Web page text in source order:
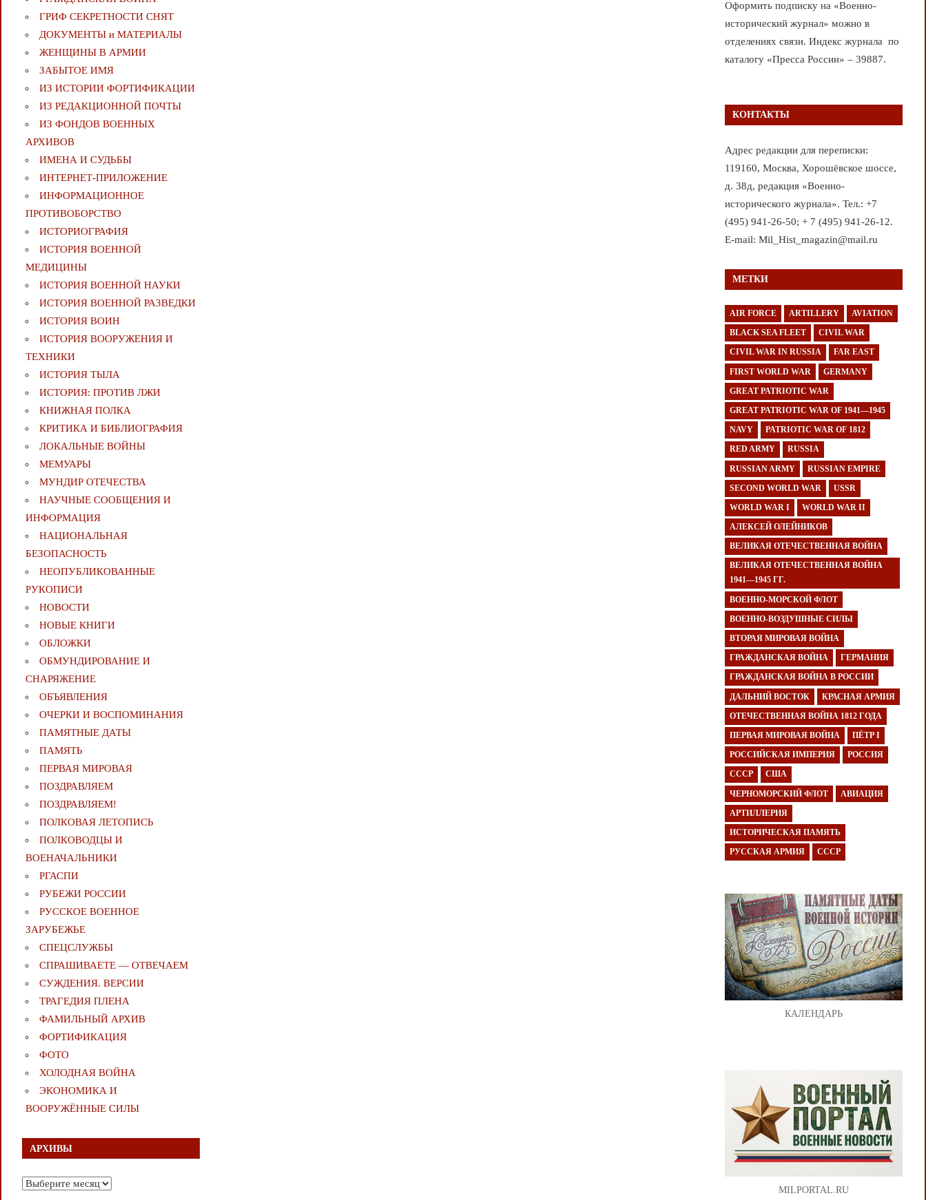
ГРИФ СЕКРЕТНОСТИ СНЯТ
ДОКУМЕНТЫ и МАТЕРИАЛЫ
ЖЕНЩИНЫ В АРМИИ
ЗАБЫТОЕ ИМЯ
ИЗ ИСТОРИИ ФОРТИФИКАЦИИ
ИЗ РЕДАКЦИОННОЙ ПОЧТЫ
ИЗ ФОНДОВ ВОЕННЫХ
АРХИВОВ
ИМЕНА И СУДЬБЫ
ИНТЕРНЕТ-ПРИЛОЖЕНИЕ
ИНФОРМАЦИОННОЕ
ПРОТИВОБОРСТВО
ИСТОРИОГРАФИЯ
ИСТОРИЯ ВОЕННОЙ
МЕДИЦИНЫ
ИСТОРИЯ ВОЕННОЙ НАУКИ
ИСТОРИЯ ВОЕННОЙ РАЗВЕДКИ
ИСТОРИЯ ВОИН
ИСТОРИЯ ВООРУЖЕНИЯ И
ТЕХНИКИ
ИСТОРИЯ ТЫЛА
ИСТОРИЯ: ПРОТИВ ЛЖИ
КНИЖНАЯ ПОЛКА
КРИТИКА И БИБЛИОГРАФИЯ
ЛОКАЛЬНЫЕ ВОЙНЫ
МЕМУАРЫ
МУНДИР ОТЕЧЕСТВА
НАУЧНЫЕ СООБЩЕНИЯ И
ИНФОРМАЦИЯ
НАЦИОНАЛЬНАЯ
БЕЗОПАСНОСТЬ
НЕОПУБЛИКОВАННЫЕ
РУКОПИСИ
НОВОСТИ
НОВЫЕ КНИГИ
ОБЛОЖКИ
ОБМУНДИРОВАНИЕ И
СНАРЯЖЕНИЕ
ОБЪЯВЛЕНИЯ
ОЧЕРКИ И ВОСПОМИНАНИЯ
ПАМЯТНЫЕ ДАТЫ
ПАМЯТЬ
ПЕРВАЯ МИРОВАЯ
ПОЗДРАВЛЯЕМ
ПОЗДРАВЛЯЕМ!
ПОЛКОВАЯ ЛЕТОПИСЬ
ПОЛКОВОДЦЫ И
ВОЕНАЧАЛЬНИКИ
РГАСПИ
РУБЕЖИ РОССИИ
РУССКОЕ ВОЕННОЕ
ЗАРУБЕЖЬЕ
СПЕЦСЛУЖБЫ
СПРАШИВАЕТЕ — ОТВЕЧАЕМ
СУЖДЕНИЯ. ВЕРСИИ
ТРАГЕДИЯ ПЛЕНА
ФАМИЛЬНЫЙ АРХИВ
ФОРТИФИКАЦИЯ
ФОТО
ХОЛОДНАЯ ВОЙНА
ЭКОНОМИКА И
ВООРУЖЁННЫЕ СИЛЫ
АРХИВЫ
Архивы
Оформить подписку на «Военно-
исторический журнал» можно в
отделениях связи. Индекс журнала по
каталогу «Пресса России» – 39887.
КОНТАКТЫ
Адрес редакции для переписки:
119160, Москва, Хорошёвское шоссе,
д. 38д, редакция «Военно-
исторического журнала». Тел.: +7
(495) 941-26-50; + 7 (495) 941-26-12.
E-mail: Mil_Hist_magazin@mail.ru
МЕТКИ
AIR FORCE ARTILLERY AVIATION
BLACK SEA FLEET CIVIL WAR
CIVIL WAR IN RUSSIA FAR EAST
FIRST WORLD WAR GERMANY
GREAT PATRIOTIC WAR
GREAT PATRIOTIC WAR OF 1941—1945
NAVY PATRIOTIC WAR OF 1812
RED ARMY RUSSIA
RUSSIAN ARMY RUSSIAN EMPIRE
SECOND WORLD WAR USSR
WORLD WAR I WORLD WAR II
АЛЕКСЕЙ ОЛЕЙНИКОВ
ВЕЛИКАЯ ОТЕЧЕСТВЕННАЯ ВОЙНА
ВЕЛИКАЯ ОТЕЧЕСТВЕННАЯ ВОЙНА
1941—1945 ГГ.
ВОЕННО-МОРСКОЙ ФЛОТ
ВОЕННО-ВОЗДУШНЫЕ СИЛЫ
ВТОРАЯ МИРОВАЯ ВОЙНА
ГРАЖДАНСКАЯ ВОЙНА ГЕРМАНИЯ
ГРАЖДАНСКАЯ ВОЙНА В РОССИИ
ДАЛЬНИЙ ВОСТОК КРАСНАЯ АРМИЯ
ОТЕЧЕСТВЕННАЯ ВОЙНА 1812 ГОДА
ПЕРВАЯ МИРОВАЯ ВОЙНА ПЁТР I
РОССИЙСКАЯ ИМПЕРИЯ РОССИЯ
СССР США
ЧЕРНОМОРСКИЙ ФЛОТ АВИАЦИЯ
АРТИЛЛЕРИЯ
ИСТОРИЧЕСКАЯ ПАМЯТЬ
РУССКАЯ АРМИЯ СССР
КАЛЕНДАРЬ
MILPORTAL.RU